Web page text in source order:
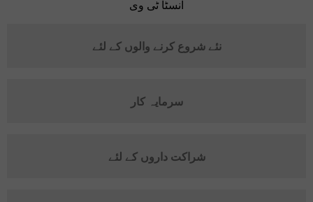
انسٹا ٹی وی
نئے شروع کرنے والوں کے لئے
سرمایہ کار
شراکت داروں کے لئے